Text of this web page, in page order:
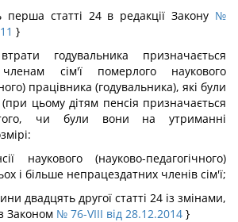
перша статті 24 в редакції Закону №
}
годувальника призначається
сім'ї померлого наукового
працівника (годувальника), які були
цьому дітям пенсія призначається
чи були вони на утриманні
наукового (науково-педагогічного)
і більше непрацездатних членів сім'ї;
двадцять другої статті 24 із змінами,
Законом № 76-VIII від 28.12.2014 }